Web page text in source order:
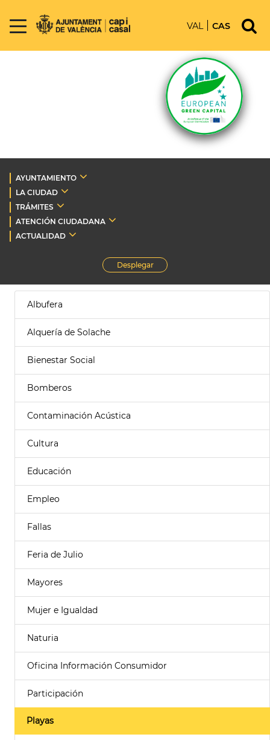
VAL CAS
AYUNTAMIENTO
LA CIUDAD
TRÁMITES
ATENCIÓN CIUDADANA
ACTUALIDAD
Desplegar
Albufera
Alquería de Solache
Bienestar Social
Bomberos
Contaminación Acústica
Cultura
Educación
Empleo
Fallas
Feria de Julio
Mayores
Mujer e Igualdad
Naturia
Oficina Información Consumidor
Participación
Playas